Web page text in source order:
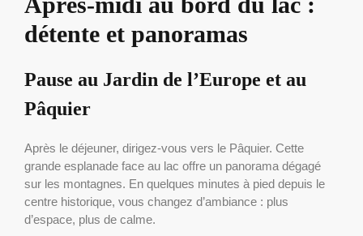
détente et panoramas
Pause au Jardin de l’Europe et au
Pâquier
Après le déjeuner, dirigez-vous vers le Pâquier. Cette
grande esplanade face au lac offre un panorama dégagé
sur les montagnes. En quelques minutes à pied depuis le
centre historique, vous changez d’ambiance : plus
d’espace, plus de calme.